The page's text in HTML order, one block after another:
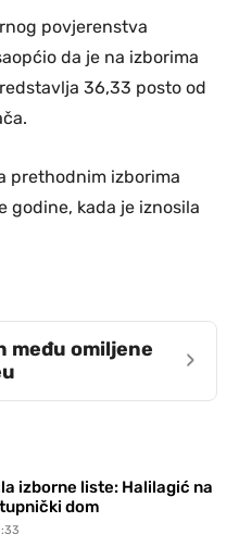
povjerenstva
da je na izborima
36,33 posto od
prethodnim izborima
godine, kada je iznosila
među omiljene
›
izborne liste: Halilagić na
dom